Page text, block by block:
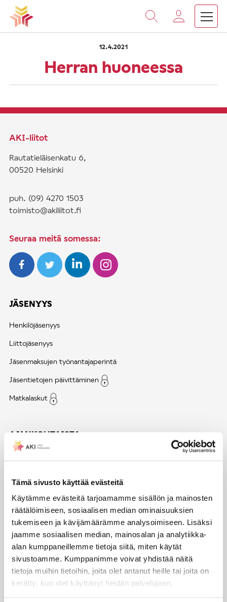
Tämä sivusto käyttää evästeitä
Käytämme evästeitä tarjoamamme sisällön ja mainosten
räätälöimiseen, sosiaalisen median ominaisuuksien
tukemiseen ja kävijämäärämme analysoimiseen. Lisäksi
jaamme sosiaalisen median, mainosalan ja analytiikka-
alan kumppaneillemme tietoja siitä, miten käytät
sivustoamme. Kumppanimme voivat yhdistää näitä
tietoja muihin tietoihin, joita olet antanut heille tai joita on
kerätty, kun olet käyttänyt heidän palvelujaan.
Vieritä
sisältöön
Etusivu Herran huoneessa
12.4.2021
Herran huoneessa
AKI-liitot
Rautatieläisenkatu 6,
00520 Helsinki
puh. (09) 4270 1503
toimisto@akiliitot.fi
Seuraa meitä somessa:
JÄSENYYS
Henkilöjäsenyys
Liittojäsenyys
Jäsenmaksujen työnantajaperintä
Jäsentietojen päivittäminen
Matkalaskut
AJANKOHTAISTA
Crux-lehti
JOBI
TYÖELÄMÄOPAS
Työnhaku